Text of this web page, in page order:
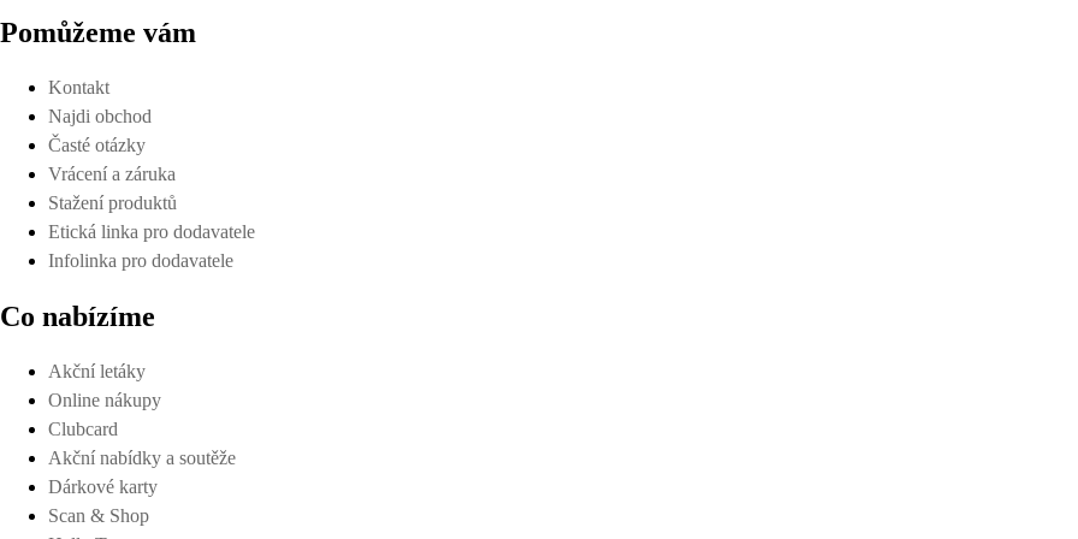
Pomůžeme vám
Kontakt
Najdi obchod
Časté otázky
Vrácení a záruka
Stažení produktů
Etická linka pro dodavatele
Infolinka pro dodavatele
Co nabízíme
Akční letáky
Online nákupy
Clubcard
Akční nabídky a soutěže
Dárkové karty
Scan & Shop